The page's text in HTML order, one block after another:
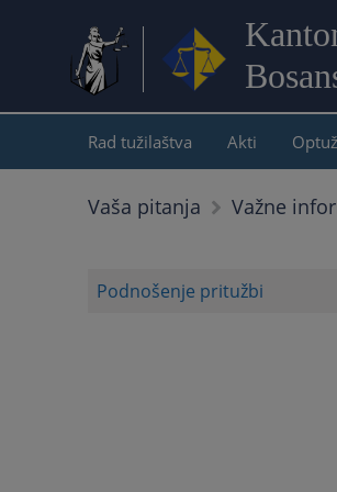
Rad tužilaštva Akti
Vaša pitanja Važne
Podnošenje pritužbi